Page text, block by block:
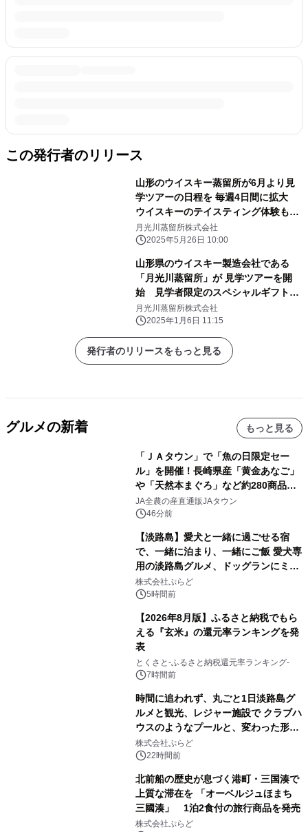
この発行者のリリース
山形のウイスキー蒸留所が6月より見
学ツアーの日程を 毎週4日間に拡大
ウイスキーのテイスティング体験も実
施
月光川蒸留所株式会社
2025年5月26日 10:00
山形県のウイスキー製造会社である
「月光川蒸留所」が 見学ツアーを開
始 見学者限定のスペシャルギフトも
配布
月光川蒸留所株式会社
2025年1月6日 11:15
発行者のリリースをもっと見る
グルメの新着 もっと見る
「ＪＡタウン」で「魚の日限定セー
ル」を開催！長崎県産「黄金あなご」
や「天然本まぐろ」など約280商品を
販売！～毎月１０日の定例企画～
JA全農の産直通販JAタウン
46分前
【淡路島】愛犬と一緒に過ごせる宿
で、一緒に泊まり、一緒にご飯 愛犬専
用の淡路島グルメ、ドッグランにミニ
プール グランピングとトレーラーハウ
スの2施設で
株式会社ぷらど
5時間前
【2026年8月版】ふるさと納税でもら
える『玄米』の還元率ランキングを発
表
とくさと-ふるさと納税還元率ランキング-
7時間前
時間に追われず、丸ごと1日淡路島グ
ルメと観光、レジャー施設で クラブハ
ウスのようなプールと、変わった形の
サウナも 「THE BOXY AWAJI」のお
得な素泊まり連泊プランで
株式会社ぷらど
22時間前
北前船の歴史が息づく港町・三国湊で
上質な滞在を 「オーベルジュほまち
三國湊」 1泊2食付の旅行商品を発売
株式会社ぷらど